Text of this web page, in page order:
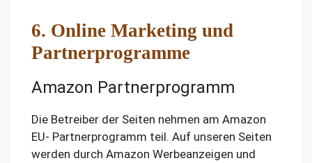
6. Online Marketing und
Partnerprogramme
Amazon Partnerprogramm
Die Betreiber der Seiten nehmen am Amazon
EU- Partnerprogramm teil. Auf unseren Seiten
werden durch Amazon Werbeanzeigen und